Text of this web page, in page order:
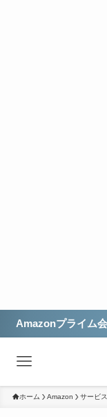
Amazonプライム
ホーム Amazon サービ